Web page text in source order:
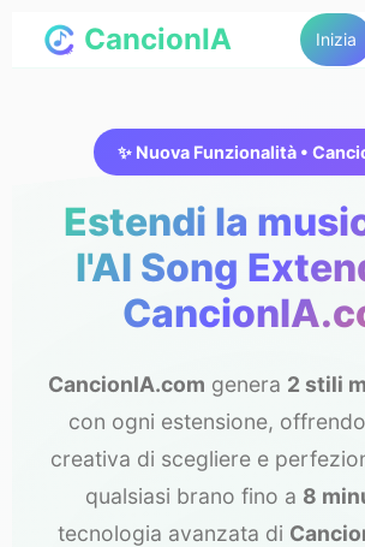
CancionIA Inizia
✨ Nuova Funzionalità •
Estendi la
l'AI Song
CancionIA.com genera 2 stili
con ogni estensione,
creativa di scegliere e
qualsiasi brano fino a 8
tecnologia avanzata di